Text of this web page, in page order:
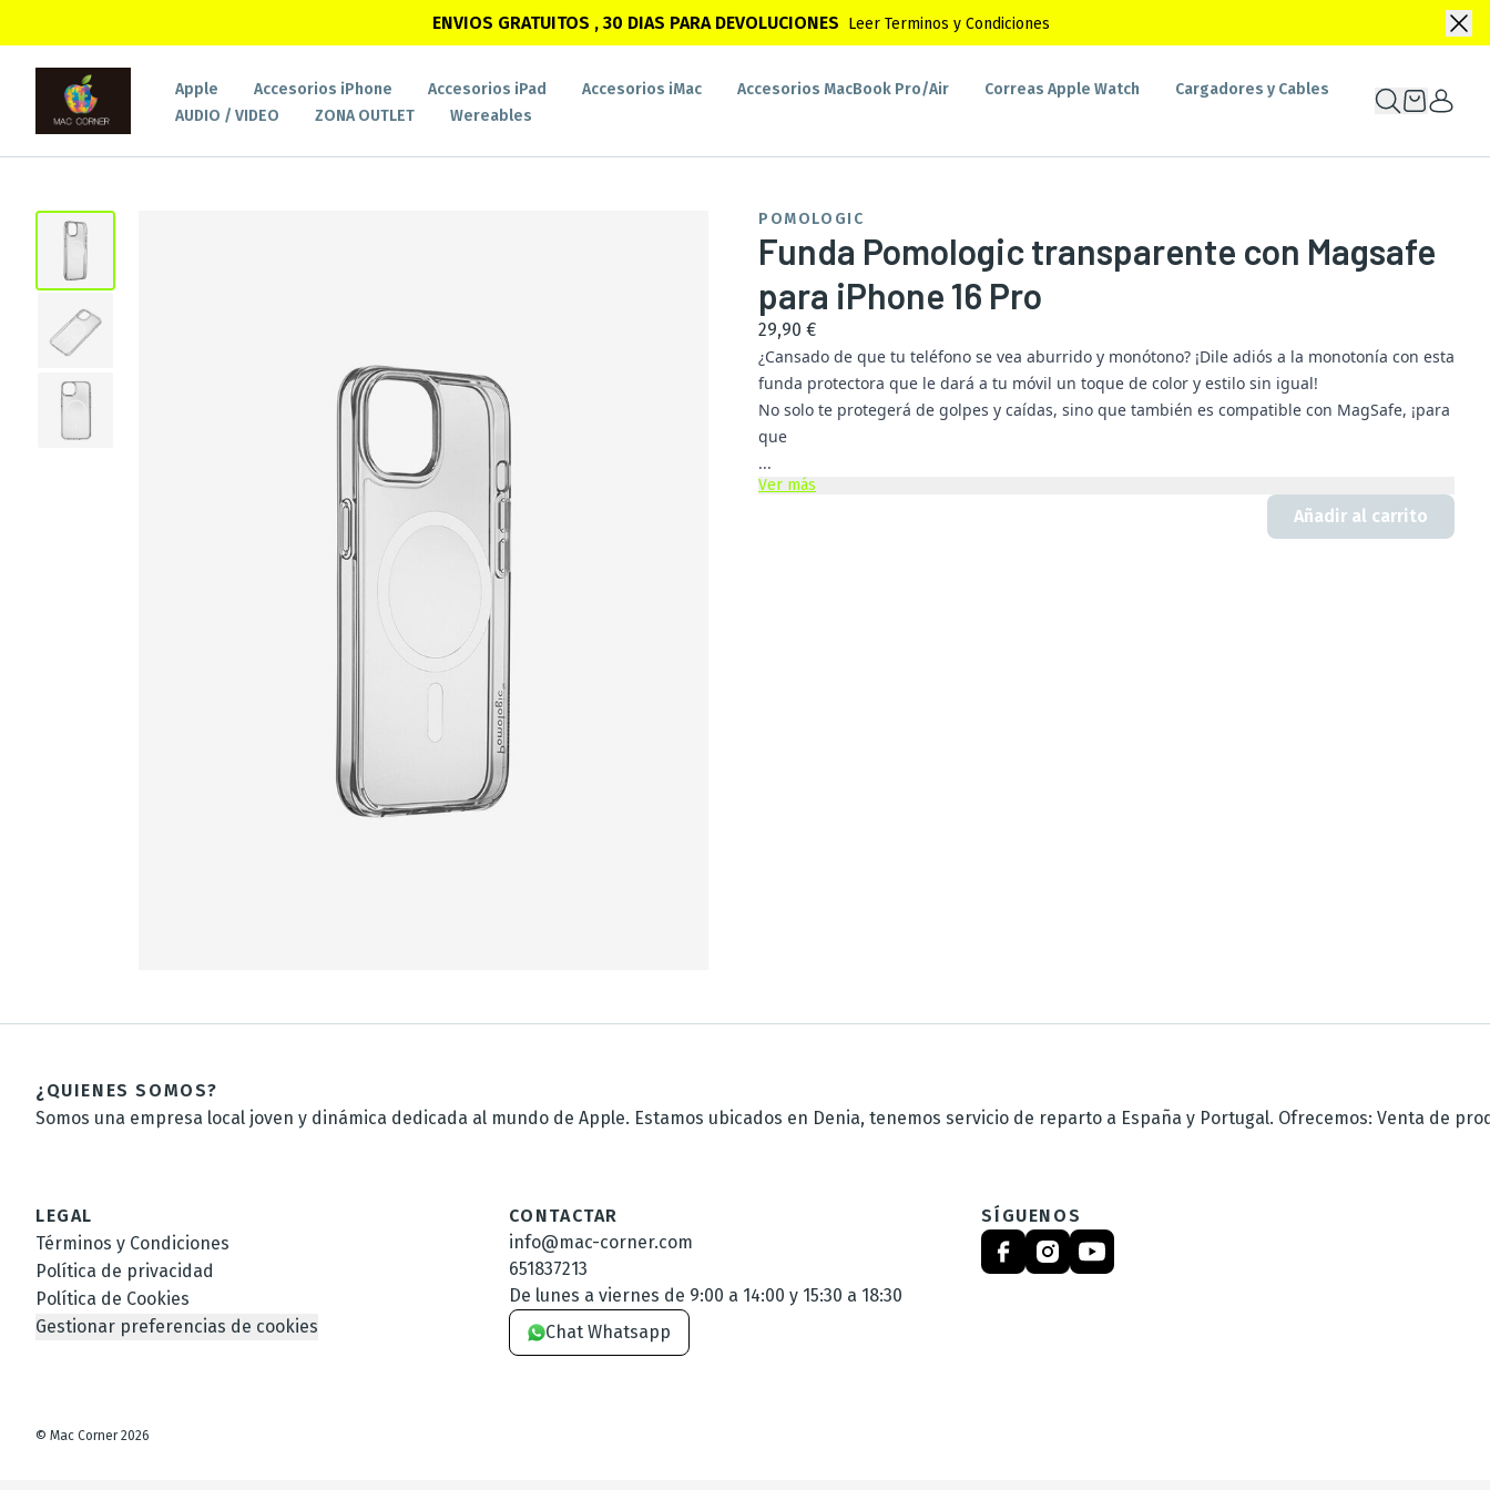
ENVIOS GRATUITOS , 30 DIAS PARA DEVOLUCIONES Leer Terminos y Condiciones
Apple Accesorios iPhone Accesorios iPad Accesorios iMac Accesorios MacBook Pro/Air Correas Apple Watch
Cargadores y Cables
AUDIO / VIDEO
ZONA OUTLET Wereables
POMOLOGIC
Funda Pomologic transparente con Magsafe
para iPhone 16 Pro
29,90 €
¿Cansado de que tu teléfono se vea aburrido y monótono? ¡Dile adiós a la monotonía con esta
funda protectora que le dará a tu móvil un toque de color y estilo sin igual!
No solo te protegerá de golpes y caídas, sino que también es compatible con MagSafe, ¡para
que
...
Ver más
Añadir al carrito
¿QUIENES SOMOS?
Somos una empresa local joven y dinámica dedicada al mundo de Apple. Estamos ubicados en Denia, tenemos servicio de reparto a España y Portugal. Ofrecemos: Venta de
LEGAL
Términos y Condiciones
Política de privacidad
Política de Cookies
Gestionar preferencias de cookies
CONTACTAR
info@mac-corner.com
651837213
De lunes a viernes de 9:00 a 14:00 y 15:30 a 18:30
Chat Whatsapp
SÍGUENOS
© Mac Corner 2026